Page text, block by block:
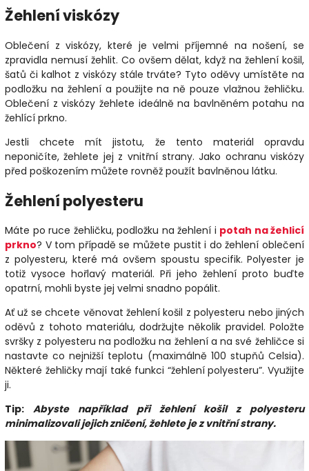
Žehlení viskózy
Oblečení z viskózy, které je velmi příjemné na nošení, se
zpravidla nemusí žehlit. Co ovšem dělat, když na žehlení košil,
šatů či kalhot z viskózy stále trváte? Tyto oděvy umístěte na
podložku na žehlení a použijte na ně pouze vlažnou žehličku.
Oblečení z viskózy žehlete ideálně na bavlněném potahu na
žehlící prkno.
Jestli chcete mít jistotu, že tento materiál opravdu
neponičíte, žehlete jej z vnitřní strany. Jako ochranu viskózy
před poškozením můžete rovněž použít bavlněnou látku.
Žehlení polyesteru
Máte po ruce žehličku, podložku na žehlení i potah na žehlicí
prkno? V tom případě se můžete pustit i do žehlení oblečení
z polyesteru, které má ovšem spoustu specifik. Polyester je
totiž vysoce hořlavý materiál. Při jeho žehlení proto buďte
opatrní, mohli byste jej velmi snadno popálit.
Ať už se chcete věnovat žehlení košil z polyesteru nebo jiných
oděvů z tohoto materiálu, dodržujte několik pravidel. Položte
svršky z polyesteru na podložku na žehlení a na své žehličce si
nastavte co nejnižší teplotu (maximálně 100 stupňů Celsia).
Některé žehličky mají také funkci “žehlení polyesteru”. Využijte
ji.
Tip: Abyste například při žehlení košil z polyesteru
minimalizovali jejich zničení, žehlete je z vnitřní strany.